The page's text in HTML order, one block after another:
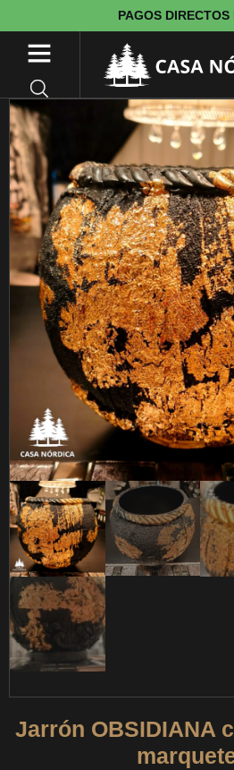
PAGOS DIRECTOS
Jarrón OBSIDIANA